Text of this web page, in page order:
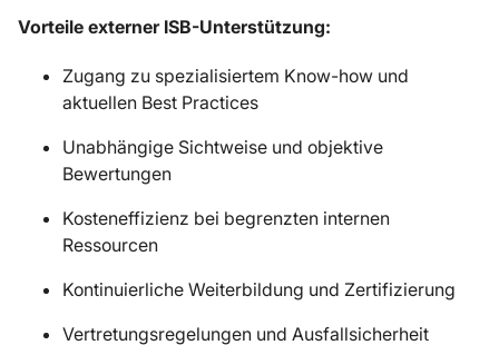
Vorteile externer ISB-Unterstützung:
Zugang zu spezialisiertem Know-how und
aktuellen Best Practices
Unabhängige Sichtweise und objektive
Bewertungen
Kosteneffizienz bei begrenzten internen
Ressourcen
Kontinuierliche Weiterbildung und Zertifizierung
Vertretungsregelungen und Ausfallsicherheit